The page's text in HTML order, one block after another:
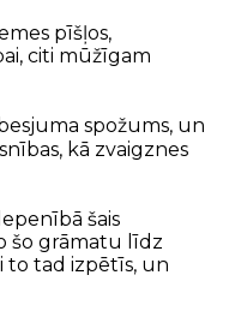
pīšļos,
citi mūžīgam
spožums, un
kā zvaigznes
šais
šo grāmatu līdz
to tad izpētīs, un